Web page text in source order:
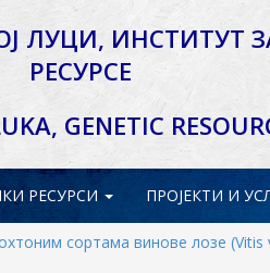
ЛУЦИ, ИНСТИТУТ
РЕСУРСЕ
GENETIC
РЕСУРСИ ПРОЈЕКТИ И
сортама винове лозе